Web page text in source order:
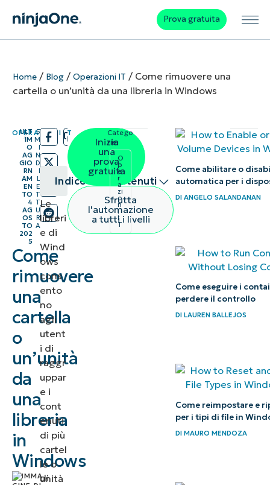
Prova gratuita
Home/ Blog/ Operazioni IT / Come rimuovere una
cartella o un’unità da una libreria in Windows
OPERAZIONI IT
/
ULT
IM
O
AG
GIO
RN
AM
EN
TO
4
AG
OS
TO
202
5
/
5
M
I
N
D
I
L
E
T
T
U
R
A
Come
rimuovere
una
cartella
o
un’unità
da
una
libreria
in
Windows
di
Indice dei contenuti
Riepilogo
Come
libreria in
Considerazioni
delle librerie di
Gestione
Le
libreri
e di
Wind
ows
cons
ento
no
agli
utent
i di
raggr
uppar
e i
cont
enuti
di più
cartel
le o
unità
Inizia
una
prova
gratuita
Sfrutta
l'automazione
a tutti i livelli
Catego
rie:
O
p
e
r
a
zi
o
n
i
I
T
Come abilitare o
automatica per i
DIANGELO SALANDANAN
Come eseguire i
perdere il controllo
DILAUREN BALLEJOS
Come reimpostare e
per i tipi di file in
DIMAURO MENDOZA